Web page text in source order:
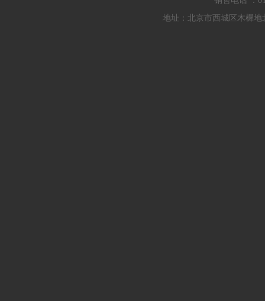
地址：北京市西城区木樨地